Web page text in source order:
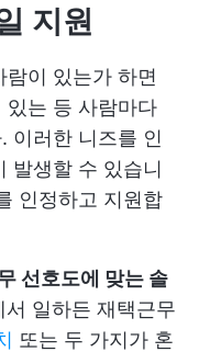
지원
이 있는가 하면
있는 등 사람마다
이러한 니즈를 인
발생할 수 있습니
인정하고 지원합
선호도에 맞는 솔
일하든 재택근무
또는 두 가지가 혼